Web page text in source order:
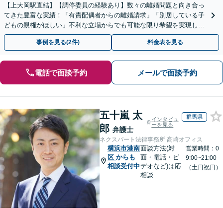
【上大岡駅直結】【調停委員の経験あり】数々の離婚問題と向き合っ
てきた豊富な実績！「有責配偶者からの離婚請求」「別居している子
どもの親権がほしい」不利な立場からでも可能な限り希望を実現しま
す【完全個室対応】【子連れ相談可】【ビデオ面談対応】
事例を見る(2件) 料金表を見る
電話で面談予約 メールで面談予約
五十嵐 太
郎 弁護士
インタビュ
ーを見る
群馬県
ネクスパート法律事務所 高崎オフィス
横浜市港南
区 からも
相談受付中
面談方法(対
面・電話・ビ
デオなど)は応
相談
営業時間：0
9:00~21:00
（土日祝日）